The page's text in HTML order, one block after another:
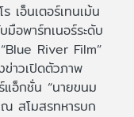
ร เอ็นเตอร์เทนเม้น
มือพาร์ทเนอร์ระดับ
River Film”
ข่าวเปิดตัวภาพ
แอ็กชั่น “นายขนม
สโมสรทหารบก